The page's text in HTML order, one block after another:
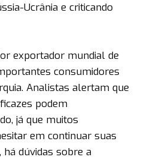
Ucrânia e criticando
exportador mundial de
consumidores
Analistas alertam que
podem
já que muitos
em continuar suas
há dúvidas sobre a